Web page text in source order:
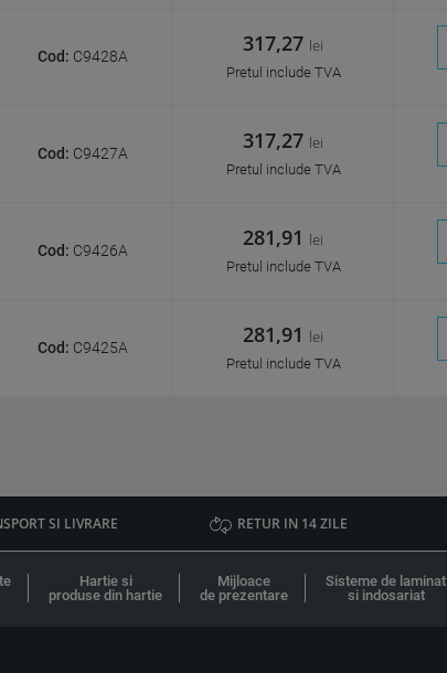
Cod: C9428A 317,27 lei
Pretul include TVA
Cod: C9427A 317,27 lei
Pretul include TVA
Cod: C9426A 281,91 lei
Pretul include TVA
Cod: C9425A 281,91 lei
Pretul include TVA
SI LIVRARE RETUR IN 14 ZILE
Hartie si
produse din hartie
Mijloace
de prezentare
Sisteme de laminat
si indosariat